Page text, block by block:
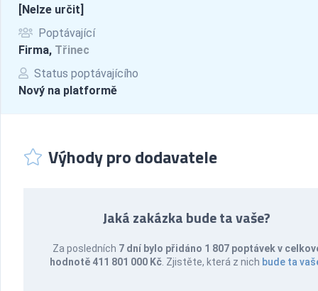
[Nelze určit]
Poptávající
Firma, Třinec
Status poptávajícího
Nový na platformě
Výhody pro dodavatele
Jaká zakázka bude ta vaše?
Za posledních 7 dní bylo přidáno 1 807 poptávek v
hodnotě 411 801 000 Kč . Zjistěte, která z nich bude ta